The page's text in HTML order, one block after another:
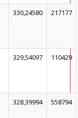
330,24580 217177
329,54097 110429
328,39994 558794